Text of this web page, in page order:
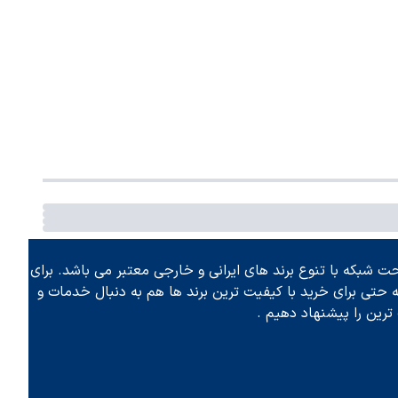
شبکه با تنوع برند های ایرانی و خارجی معتبر می باشد. برای
برای خرید با کیفیت ترین برند ها هم به دنبال خدمات و
را پیشنهاد دهیم .